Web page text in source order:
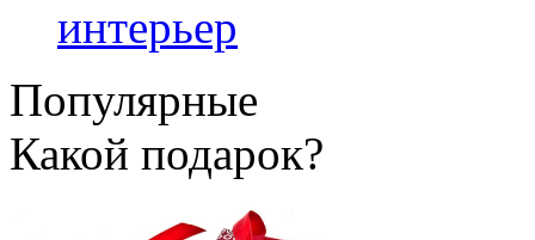
интерьер
Популярные
Какой подарок?